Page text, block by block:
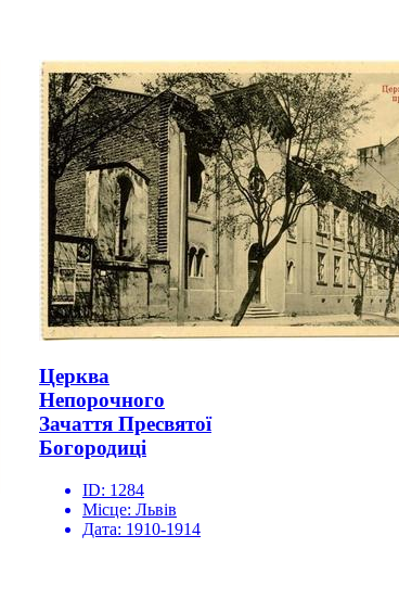
Церква
Непорочного
Зачаття Пресвятої
Богородиці
ID: 1284
Місце: Львів
Дата: 1910-1914